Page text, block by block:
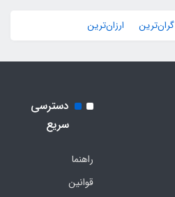
گران‌ترین ارزان‌ترین
دسترسی
سریع
راهنما
قوانین